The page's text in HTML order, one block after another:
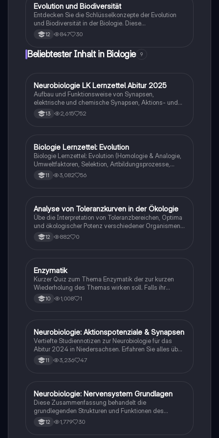
Enthält wichtige Konzepte wie Homologie, Symbiose,
und den Stickstoffkreislauf.
Biologie
Evolution und Biodiversität
Entdecken Sie die Schlüsselkonzepte der Evolution
und Biodiversität in der Biologie. Diese
Zusammenfassung behandelt genetische Variabilität,
Evolutionstheorien (Lamarck und Darwin), natürliche
Ideal für Schüler der Oberstufe, die sich auf Prüfungen
12 847 30
Beliebtester Inhalt in Biologie 9
Biologie
Neurobiologie LK Lernzettel Abitur 2025
Aufbau und Funktionsweise von Synapsen,
elektrische und chemische Synapsen, Aktions- und
Ruhepotential
13 2,615 52
Biologie
Biologie Lernzettel: Evolution
Biologie Lernzettel: Evolution (Homologie & Analogie,
Umweltfaktoren, Selektion, Artbildungsprozesse,
Klimaregeln, Konkurrenz, Evolution des Menschen…)
11 3,082 56
ABiologie
Analyse von Toleranzkurven in der Ökologie
Übe die Interpretation von Toleranzbereichen, Optima
und ökologischer Potenz verschiedener Organismen
gegenüber Umweltfaktoren.
12 882 0
EBiologie
Enzymatik
Kurzer Quiz zum Thema Enzymatik der zur kurzen
Wiederholung des Themas wirken soll. Falls ihr
Fehlern begegnet wäre ich dankbar ,wenn ihr mir
diese weiterleitet. Danke und euch viel Spaß dabei!
10 1,008 1
Biologie
Neurobiologie: Aktionspotenziale & Synapsen
Vertiefte Studiennotizen zur Neurobiologie für das
Abitur 2024 in Niedersachsen. Erfahren Sie alles über
Aktionspotenziale, Ruhepotenziale, synaptische
Integration, die Rolle von Neurotransmittern, die
Schüler, die sich auf Prüfungen vorbereiten und ein
tiefes Verständnis der neuronalen Signalübertragung
entwickeln möchten.
11 3,236 47
Biologie
Neurobiologie: Nervensystem Grundlagen
Diese Zusammenfassung behandelt die
grundlegenden Strukturen und Funktionen des
Nervensystems, einschließlich Neuronen, Gliazellen,
Ruhepotential, Aktionspotential und synaptische
12 1,779 30